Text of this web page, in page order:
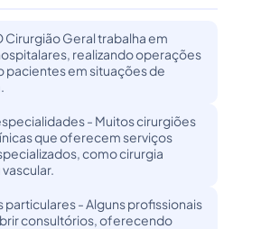
Cirurgião Geral trabalha em
realizando operações
pacientes em situações de
- Muitos cirurgiões
que oferecem serviços
como cirurgia
particulares - Alguns profissionais
consultórios, oferecendo